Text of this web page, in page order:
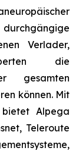
Verlader,
die
gesamten
können. Mit
bietet Alpega
Teleroute